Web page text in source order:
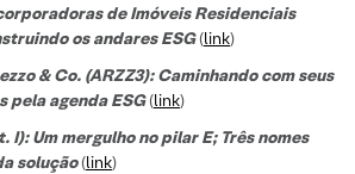
de Imóveis Residenciais
os andares ESG(link)
& Co. (ARZZ3): Caminhando com seus
pela agenda ESG(link)
I): Um mergulho no pilar E; Três nomes
solução(link)